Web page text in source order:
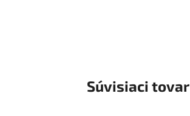
Súvisiaci tovar